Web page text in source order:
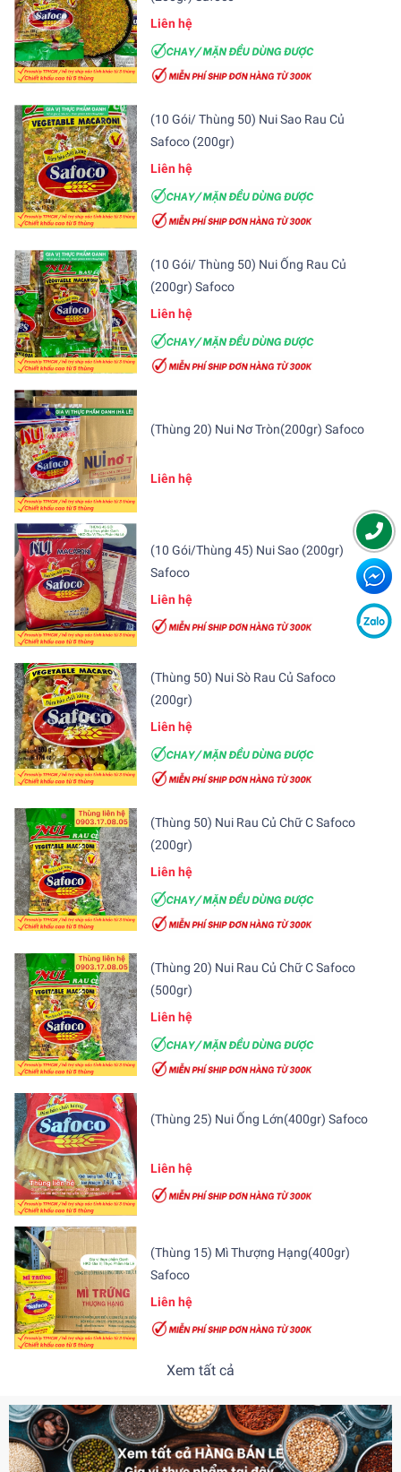
Liên hệ
(10 Gói/ Thùng 50) Nui Sao Rau Củ
Safoco (200gr)
Liên hệ
(10 Gói/ Thùng 50) Nui Ống Rau Củ
(200gr) Safoco
Liên hệ
(Thùng 20) Nui Nơ Tròn(200gr) Safoco
Liên hệ
(10 Gói/Thùng 45) Nui Sao (200gr)
Safoco
Liên hệ
(Thùng 50) Nui Sò Rau Củ Safoco
(200gr)
Liên hệ
(Thùng 50) Nui Rau Củ Chữ C Safoco
(200gr)
Liên hệ
(Thùng 20) Nui Rau Củ Chữ C Safoco
(500gr)
Liên hệ
(Thùng 25) Nui Ống Lớn(400gr) Safoco
Liên hệ
(Thùng 15) Mì Thượng Hạng(400gr)
Safoco
Liên hệ
Xem tất cả